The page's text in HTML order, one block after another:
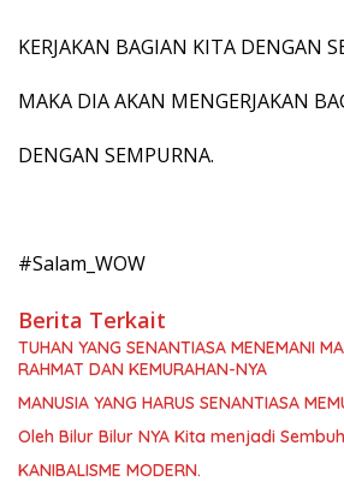
KERJAKAN BAGIAN KITA DENGAN
MAKA DIA AKAN MENGERJAKAN
DENGAN SEMPURNA.
#Salam_WOW
Berita Terkait
TUHAN YANG SENANTIASA MENEMANI
RAHMAT DAN KEMURAHAN-NYA
MANUSIA YANG HARUS SENANTIASA
Oleh Bilur Bilur NYA Kita menjadi Sembuh
KANIBALISME MODERN.